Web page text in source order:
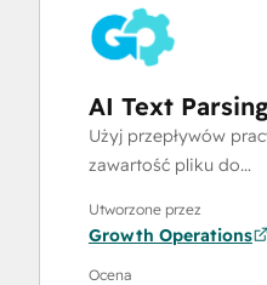
AI Text Parsing
Użyj przepływów
zawartość pliku do…
Utworzone przez
Growth Operations
Ocena